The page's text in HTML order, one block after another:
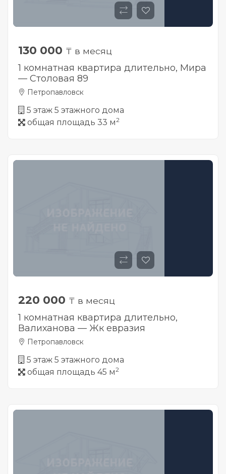
130 000 ₸ в месяц
1 комнатная квартира длительно, Мира
— Столовая 89
Петропавловск
5 этаж 5 этажного дома
общая площадь 33 м2
220 000 ₸ в месяц
1 комнатная квартира длительно,
Валиханова — Жк евразия
Петропавловск
5 этаж 5 этажного дома
общая площадь 45 м2